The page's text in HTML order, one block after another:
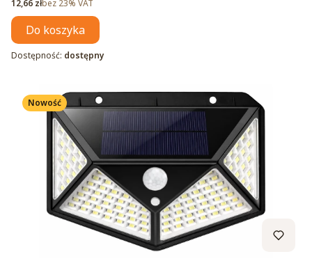
Cena netto
12,66 złbez 23% VAT
Do koszyka
Dostępność: dostępny
Nowość